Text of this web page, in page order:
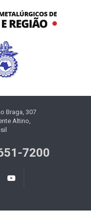
Braga, 307
Altino,
7200